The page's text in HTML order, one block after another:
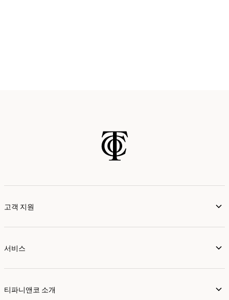
고객 지원
서비스
티파니앤코 소개